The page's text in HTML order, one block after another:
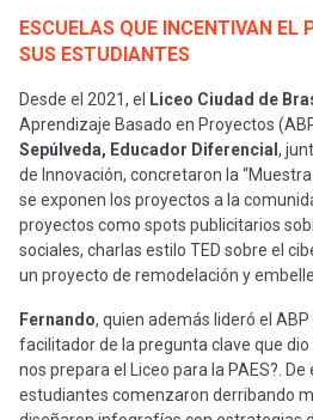
ESCUELAS QUE INCENTIVAN EL
SUS ESTUDIANTES
Desde el 2021, el Liceo Ciudad de
Aprendizaje Basado en Proyectos
Sepúlveda, Educador Diferencial ,
de Innovación, concretaron la
se exponen los proyectos a la
proyectos como spots publicitarios
sociales, charlas estilo TED sobre el
un proyecto de remodelación y
Fernando, quien además lideró el
facilitador de la pregunta clave que
nos prepara el Liceo para la PAES?.
estudiantes comenzaron derribando